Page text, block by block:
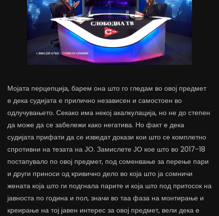
Мојата перцепција, барем она што го гледам во овој предмет
е дека судијата е прилично независен и самостоен во
одлучувањето. Секако има некој акалкулација, но не до степен
да може да се забележи како негатива. Но факт е дека
судијата прифати да се изведат докази кои што се комплетно
спротивни на тезата на ЈО. Замислете ЈО кое што во 2017-18
постапувало по овој предмет, под соменвање за перење пари
и други приноси од кривично дело во која што ја сомничи
жената која што ги подгнала парите и која што под притосок на
јавноста по година и пол, значи во таа фаза на монтирање и
креирање на тој јавен интерес за овој предмет, вели дека е